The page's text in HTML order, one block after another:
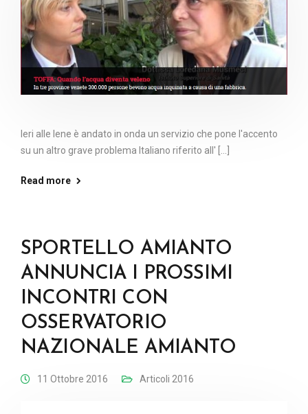
Ieri alle Iene è andato in onda un servizio che pone l'accento
su un altro grave problema Italiano riferito all' [...]
Read more
SPORTELLO AMIANTO
ANNUNCIA I PROSSIMI
INCONTRI CON
OSSERVATORIO
NAZIONALE AMIANTO
11 Ottobre 2016 Articoli 2016